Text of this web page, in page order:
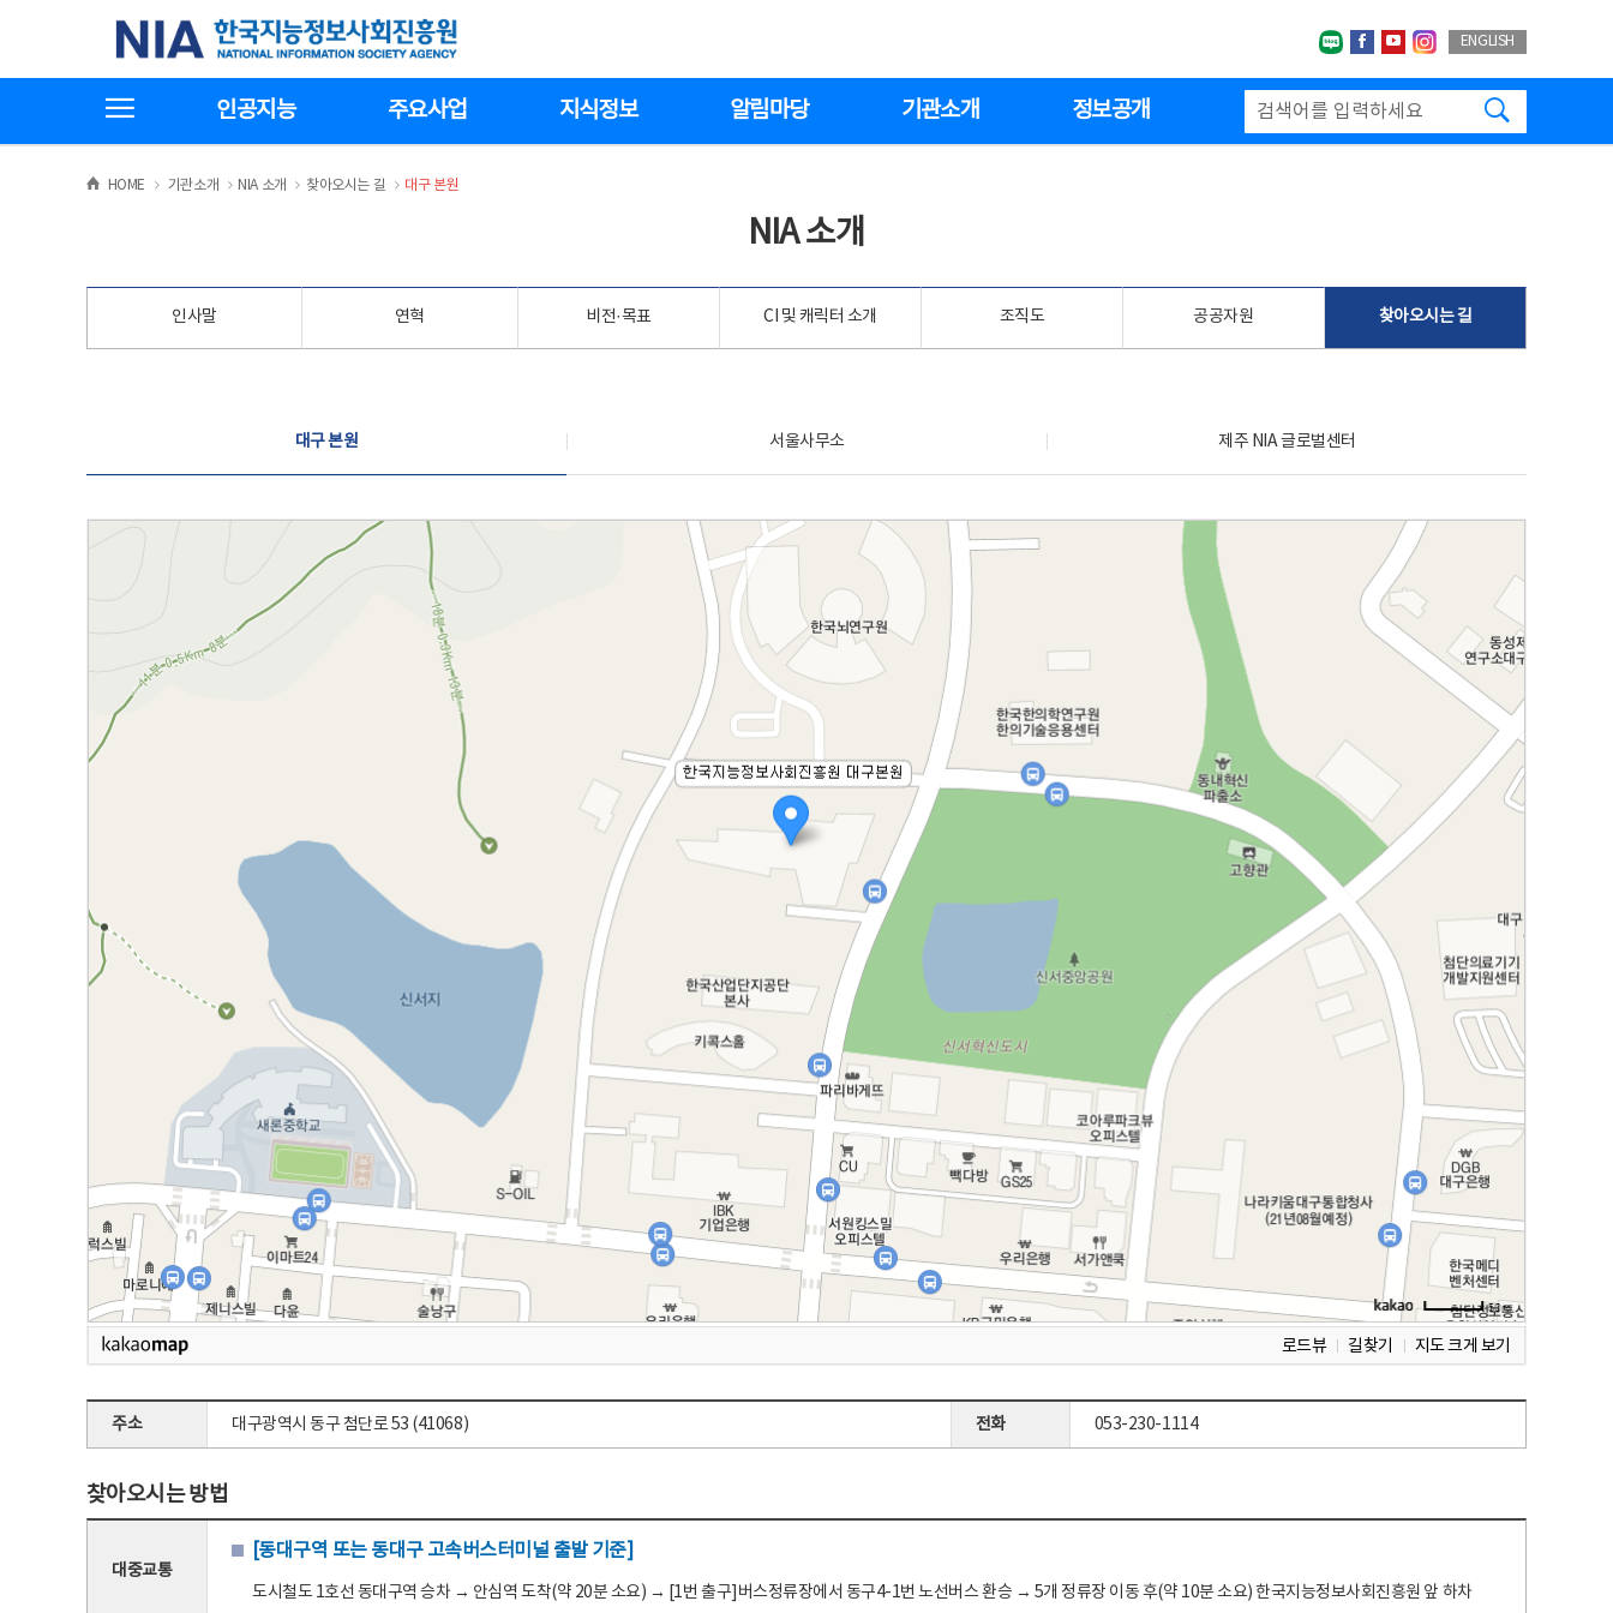
기
한국지능정보사회진흥원
네이버블로그
페이스북
유투브인스타그랩
ENGLISH
인공지능 주요사업 지식정보 알림마당 기관소개 정보공개
HOME >
기관소개 >NIA 소개 >
찾아오시는 길 >
대구 본원
NIA 소개
인사말 연혁 비전·목표 CI 및 캐릭터 소개 조직도 공공자원 찾아오시는 길
대구 본원 서울사무소 제주 NIA 글로벌센터
로드뷰 길찾기 지도 크게 보기
주소 대구광역시 동구 첨단로 53 (41068) 전화 053-230-1114
찾아오시는 방법
대중교통
[동대구역 또는 동대구 고속버스터미널 출발 기준]
도시철도 1호선 동대구역 승차 → 안심역 도착(약 20분 소요) → [1번 출구]버스정류장에서 동구4-1번 노선버스 환승 → 5개 정류장 이동 후(약 10분 소요) 한국지능정보사회진흥원 앞 하차